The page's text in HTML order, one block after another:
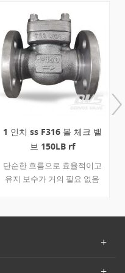
1 인치 ss F316 볼 체크 밸
브 150LB rf
단순한 흐름으로 효율적이고
유지 보수가 거의 필요 없음
폐수 리프트 스테이션에서 지